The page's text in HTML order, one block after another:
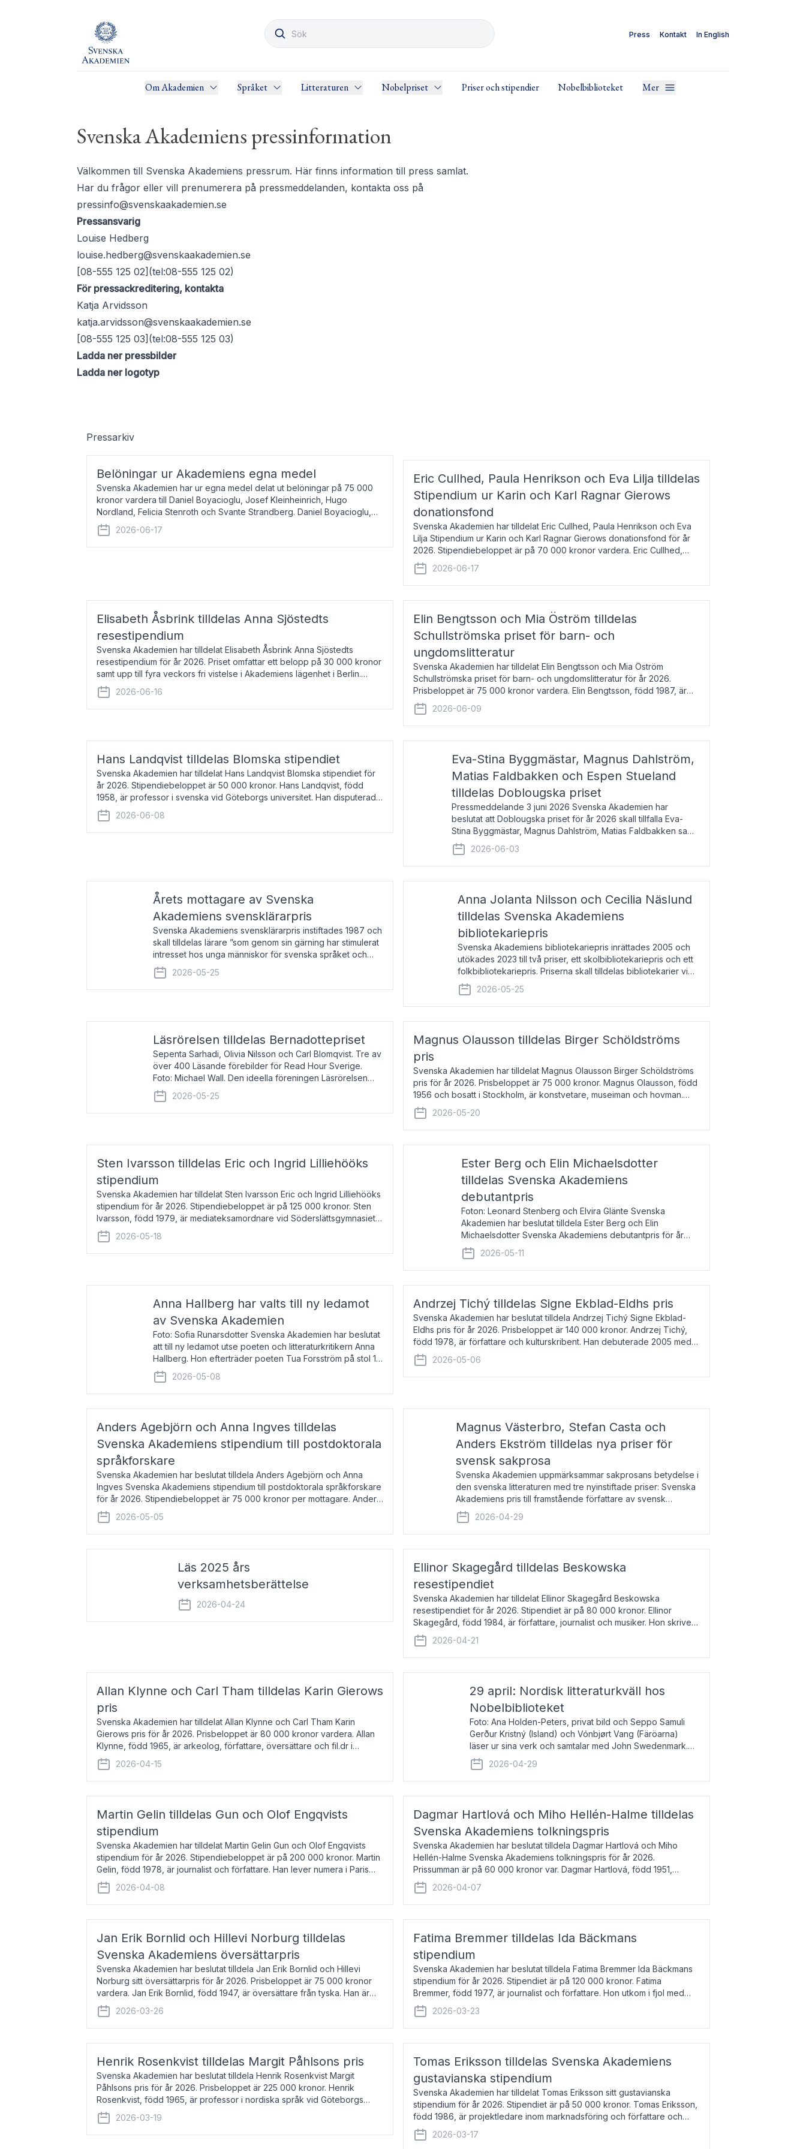
Press Kontakt In English
Om Akademien Språket Litteraturen Nobelpriset Priser och stipendier Nobelbiblioteket Mer
Svenska Akademiens pressinformation
Välkommen till Svenska Akademiens pressrum. Här finns information till press samlat.
Har du frågor eller vill prenumerera på pressmeddelanden, kontakta oss på
pressinfo@svenskaakademien.se
Pressansvarig
Louise Hedberg
louise.hedberg@svenskaakademien.se
[08-555 125 02](tel:08-555 125 02)
För pressackreditering, kontakta
Katja Arvidsson
katja.arvidsson@svenskaakademien.se
[08-555 125 03](tel:08-555 125 03)
Ladda ner pressbilder
Ladda ner logotyp
Pressarkiv
Belöningar ur Akademiens egna medel
Svenska Akademien har ur egna medel delat ut belöningar på 75 000
kronor vardera till Daniel Boyacioglu, Josef Kleinheinrich, Hugo
Nordland, Felicia Stenroth och Svante Strandberg. Daniel Boyacioglu,
född 1981, är poet och scenartist. Josef
2026-06-17
Eric Cullhed, Paula Henrikson och Eva Lilja tilldelas
Stipendium ur Karin och Karl Ragnar Gierows
donationsfond
Svenska Akademien har tilldelat Eric Cullhed, Paula Henrikson och Eva
Lilja Stipendium ur Karin och Karl Ragnar Gierows donationsfond för år
2026. Stipendiebeloppet är på 70 000 kronor vardera. Eric Cullhed,
född 1985, är professor i grekis
2026-06-17
Elisabeth Åsbrink tilldelas Anna Sjöstedts
resestipendium
Svenska Akademien har tilldelat Elisabeth Åsbrink Anna Sjöstedts
resestipendium för år 2026. Priset omfattar ett belopp på 30 000 kronor
samt upp till fyra veckors fri vistelse i Akademiens lägenhet i Berlin.
Elisabeth Åsbrink, född 1965 oc
2026-06-16
Elin Bengtsson och Mia Öström tilldelas
Schullströmska priset för barn- och
ungdomslitteratur
Svenska Akademien har tilldelat Elin Bengtsson och Mia Öström
Schullströmska priset för barn- och ungdomslitteratur för år 2026.
Prisbeloppet är 75 000 kronor vardera. Elin Bengtsson, född 1987, är
författare och forskare i genusvetenskap.
2026-06-09
Hans Landqvist tilldelas Blomska stipendiet
Svenska Akademien har tilldelat Hans Landqvist Blomska stipendiet för
år 2026. Stipendiebeloppet är 50 000 kronor. Hans Landqvist, född
1958, är professor i svenska vid Göteborgs universitet. Han disputerade
år 2000 på avhandlingen Författn
2026-06-08
Eva-Stina Byggmästar, Magnus Dahlström,
Matias Faldbakken och Espen Stueland
tilldelas Doblougska priset
Pressmeddelande 3 juni 2026 Svenska Akademien har
beslutat att Doblougska priset för år 2026 skall tillfalla Eva-
Stina Byggmästar, Magnus Dahlström, Matias Faldbakken samt
Espen Stueland. Prisbeloppet är 200 000 svenska kronor per
mottagare
2026-06-03
Årets mottagare av Svenska
Akademiens svensklärarpris
Svenska Akademiens svensklärarpris instiftades 1987 och
skall tilldelas lärare ”som genom sin gärning har stimulerat
intresset hos unga människor för svenska språket och
litteraturen”. Prisutdelning och samtal med pristagarna
äger rum under
2026-05-25
Anna Jolanta Nilsson och Cecilia Näslund
tilldelas Svenska Akademiens
bibliotekariepris
Svenska Akademiens bibliotekariepris inrättades 2005 och
utökades 2023 till två priser, ett skolbibliotekariepris och ett
folkbibliotekariepris. Priserna skall tilldelas bibliotekarier vid
svenska folk- och skolbibliotek som gjort värdefull
2026-05-25
Läsrörelsen tilldelas Bernadottepriset
Sepenta Sarhadi, Olivia Nilsson och Carl Blomqvist. Tre av
över 400 Läsande förebilder för Read Hour Sverige.
Foto: Michael Wall. Den ideella föreningen Läsrörelsen
tilldelas Bernadottepriset 2026 för att den under ett kvarts
sekel gjort re
2026-05-25
Magnus Olausson tilldelas Birger Schöldströms
pris
Svenska Akademien har tilldelat Magnus Olausson Birger Schöldströms
pris för år 2026. Prisbeloppet är 75 000 kronor. Magnus Olausson, född
1956 och bosatt i Stockholm, är konstvetare, museiman och hovman.
Han disputerade 1993 vid Uppsala un
2026-05-20
Sten Ivarsson tilldelas Eric och Ingrid Lilliehööks
stipendium
Svenska Akademien har tilldelat Sten Ivarsson Eric och Ingrid Lilliehööks
stipendium för år 2026. Stipendiebeloppet är på 125 000 kronor. Sten
Ivarsson, född 1979, är mediateksamordnare vid Söderslättsgymnasiet i
Trelleborg. Här har han på
2026-05-18
Ester Berg och Elin Michaelsdotter
tilldelas Svenska Akademiens
debutantpris
Foton: Leonard Stenberg och Elvira Glänte Svenska
Akademien har beslutat tilldela Ester Berg och Elin
Michaelsdotter Svenska Akademiens debutantpris för år
2026. Priset är nyinstiftat och syftar till att lyfta fram
intressanta och löftesrik
2026-05-11
Anna Hallberg har valts till ny ledamot
av Svenska Akademien
Foto: Sofia Runarsdotter Svenska Akademien har beslutat
att till ny ledamot utse poeten och litteraturkritikern Anna
Hallberg. Hon efterträder poeten Tua Forsström på stol 18
och kommer att ta sitt inträde vid Akademiens
högtidssammankomst
2026-05-08
Andrzej Tichý tilldelas Signe Ekblad-Eldhs pris
Svenska Akademien har beslutat tilldela Andrzej Tichý Signe Ekblad-
Eldhs pris för år 2026. Prisbeloppet är 140 000 kronor. Andrzej Tichý,
född 1978, är författare och kulturskribent. Han debuterade 2005 med
den lovordade romanen Sex liter l
2026-05-06
Anders Agebjörn och Anna Ingves tilldelas
Svenska Akademiens stipendium till postdoktorala
språkforskare
Svenska Akademien har beslutat tilldela Anders Agebjörn och Anna
Ingves Svenska Akademiens stipendium till postdoktorala språkforskare
för år 2026. Stipendiebeloppet är 75 000 kronor per mottagare. Anders
Agebjörn, född 1984, är universitet
2026-05-05
Magnus Västerbro, Stefan Casta och
Anders Ekström tilldelas nya priser för
svensk sakprosa
Svenska Akademien uppmärksammar sakprosans betydelse i
den svenska litteraturen med tre nyinstiftade priser: Svenska
Akademiens pris till framstående författare av svensk
sakprosa som i år går till Magnus Västerbro, Svenska
Akademiens pris
2026-04-29
Läs 2025 års
verksamhetsberättelse
2026-04-24
Ellinor Skagegård tilldelas Beskowska
resestipendiet
Svenska Akademien har tilldelat Ellinor Skagegård Beskowska
resestipendiet för år 2026. Stipendiet är på 80 000 kronor. Ellinor
Skagegård, född 1984, är författare, journalist och musiker. Hon skriver
återkommande för Svenska Dagbladet, Ups
2026-04-21
Allan Klynne och Carl Tham tilldelas Karin Gierows
pris
Svenska Akademien har tilldelat Allan Klynne och Carl Tham Karin
Gierows pris för år 2026. Prisbeloppet är 80 000 kronor vardera. Allan
Klynne, född 1965, är arkeolog, författare, översättare och fil.dr i
antikens kultur och samhällsliv. Ut
2026-04-15
29 april: Nordisk litteraturkväll hos
Nobelbiblioteket
Foto: Ana Holden-Peters, privat bild och Seppo Samuli
Gerður Kristný (Island) och Vónbjørt Vang (Färöarna)
läser ur sina verk och samtalar med John Swedenmark.
De läser upp på färöiska, isländska och svenska och talar
om språk och poesi – o
2026-04-29
Martin Gelin tilldelas Gun och Olof Engqvists
stipendium
Svenska Akademien har tilldelat Martin Gelin Gun och Olof Engqvists
stipendium för år 2026. Stipendiebeloppet är på 200 000 kronor. Martin
Gelin, född 1978, är journalist och författare. Han lever numera i Paris
men var under många år bosat
2026-04-08
Dagmar Hartlová och Miho Hellén-Halme tilldelas
Svenska Akademiens tolkningspris
Svenska Akademien har beslutat tilldela Dagmar Hartlová och Miho
Hellén-Halme Svenska Akademiens tolkningspris för år 2026.
Prissumman är på 60 000 kronor var. Dagmar Hartlová, född 1951,
översätter huvudsakligen från svenska till tjeckiska
2026-04-07
Jan Erik Bornlid och Hillevi Norburg tilldelas
Svenska Akademiens översättarpris
Svenska Akademien har beslutat tilldela Jan Erik Bornlid och Hillevi
Norburg sitt översättarpris för år 2026. Prisbeloppet är 75 000 kronor
vardera. Jan Erik Bornlid, född 1947, är översättare från tyska. Han är
främst känd för sina översät
2026-03-26
Fatima Bremmer tilldelas Ida Bäckmans
stipendium
Svenska Akademien har beslutat tilldela Fatima Bremmer Ida Bäckmans
stipendium för år 2026. Stipendiet är på 120 000 kronor. Fatima
Bremmer, född 1977, är journalist och författare. Hon utkom i fjol med
boken Ligan. Klarakvarterens blodsyst
2026-03-23
Henrik Rosenkvist tilldelas Margit Påhlsons pris
Svenska Akademien har beslutat tilldela Henrik Rosenkvist Margit
Påhlsons pris för år 2026. Prisbeloppet är 225 000 kronor. Henrik
Rosenkvist, född 1965, är professor i nordiska språk vid Göteborgs
universitet. Han disputerade 2004 på avhan
2026-03-19
Tomas Eriksson tilldelas Svenska Akademiens
gustavianska stipendium
Svenska Akademien har tilldelat Tomas Eriksson sitt gustavianska
stipendium för år 2026. Stipendiet är på 50 000 kronor. Tomas Eriksson,
född 1986, är projektledare inom marknadsföring och författare och
utkom i fjol med boken Syndabocken.
2026-03-17